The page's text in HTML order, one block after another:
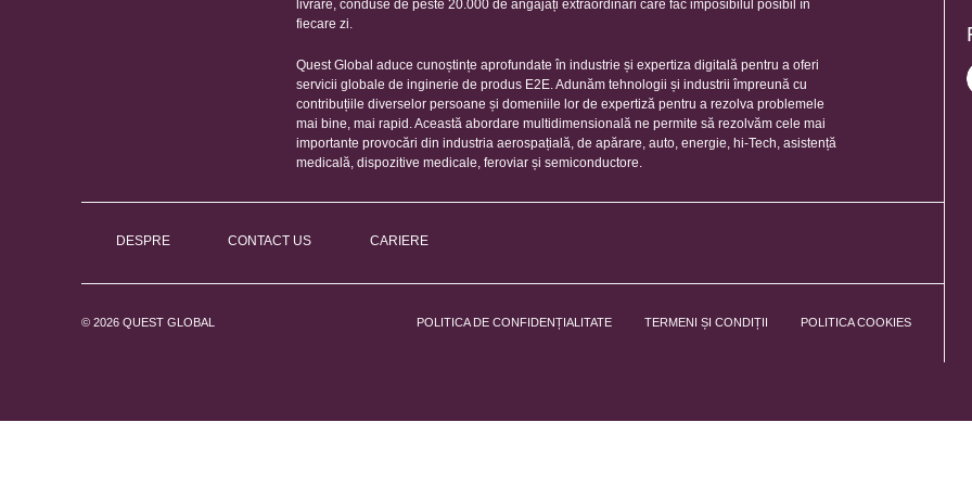
livrare, conduse de peste 20.000 de angajați extraordinari care fac imposibilul posibil în
fiecare zi.
Quest Global aduce cunoștințe aprofundate în industrie și expertiza digitală pentru a oferi
servicii globale de inginerie de produs E2E. Adunăm tehnologii și industrii împreună cu
contribuțiile diverselor persoane și domeniile lor de expertiză pentru a rezolva problemele
mai bine, mai rapid. Această abordare multidimensională ne permite să rezolvăm cele mai
importante provocări din industria aerospațială, de apărare, auto, energie, hi-Tech, asistență
medicală, dispozitive medicale, feroviar și semiconductore.
DESPRE CONTACT US CARIERE
POLITICA DE CONFIDENȚIALITATE TERMENI ȘI CONDIȚII POLITICA COOKIES
© 2026 QUEST GLOBAL